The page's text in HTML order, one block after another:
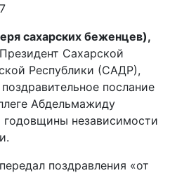
сахарских беженцев),
Сахарской
Республики (САДР),
послание
Абдельмажиду
независимости
поздравления «от